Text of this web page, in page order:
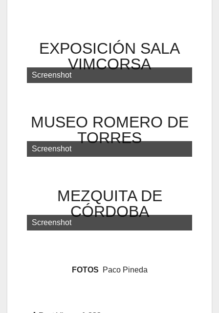
EXPOSICIÓN SALA
VIMCORSA
Screenshot
MUSEO ROMERO DE
TORRES
Screenshot
MEZQUITA DE
CÓRDOBA
Screenshot
FOTOS Paco Pineda